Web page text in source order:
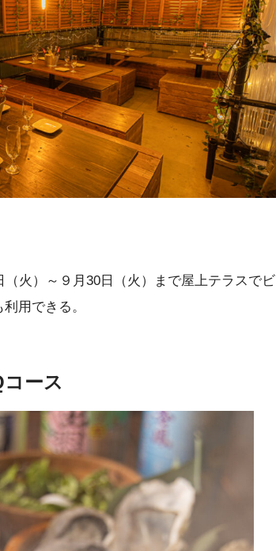
（火）～９月30日（火）まで屋上テラスでビ
用できる。
コース